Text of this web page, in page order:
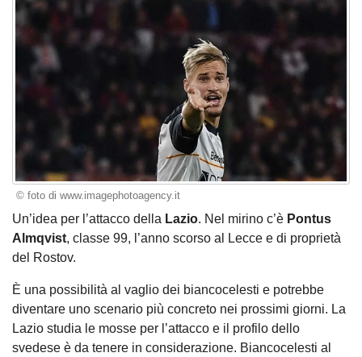
© foto di www.imagephotoagency.it
Un’idea per l’attacco della Lazio. Nel mirino c’è Pontus
Almqvist, classe 99, l’anno scorso al Lecce e di proprietà
del Rostov.
È una possibilità al vaglio dei biancocelesti e potrebbe
diventare uno scenario più concreto nei prossimi giorni. La
Lazio studia le mosse per l’attacco e il profilo dello
svedese è da tenere in considerazione. Biancocelesti al